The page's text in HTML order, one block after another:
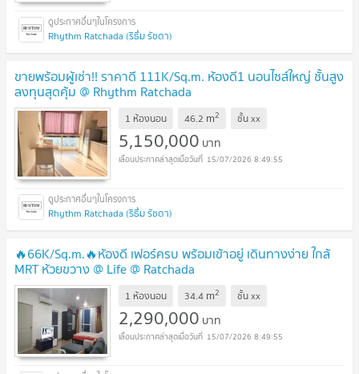
Rhythm Ratchada (ริธึ่ม รัชดา)
ขายพร้อมผู้เช่า!! ราคาดี 111K/Sq.m. ห้องดี1 นอนไซส์ใหญ่ ชั้นสูง
ลงทุนสุดคุ้ม @ Rhythm Ratchada
1 ห้องนอน 46.2 m2 ชั้นxx
5,150,000 บาท
15/07/2026 8:49:55
Rhythm Ratchada (ริธึ่ม รัชดา)
🔥66K/Sq.m.🔥ห้องดี เฟอร์ครบ พร้อมเข้าอยู่ เดินทางง่าย ใกล้
MRT ห้วยขวาง @ Life @ Ratchada
1 ห้องนอน 34.4 m2 ชั้นxx
2,290,000 บาท
15/07/2026 8:49:55